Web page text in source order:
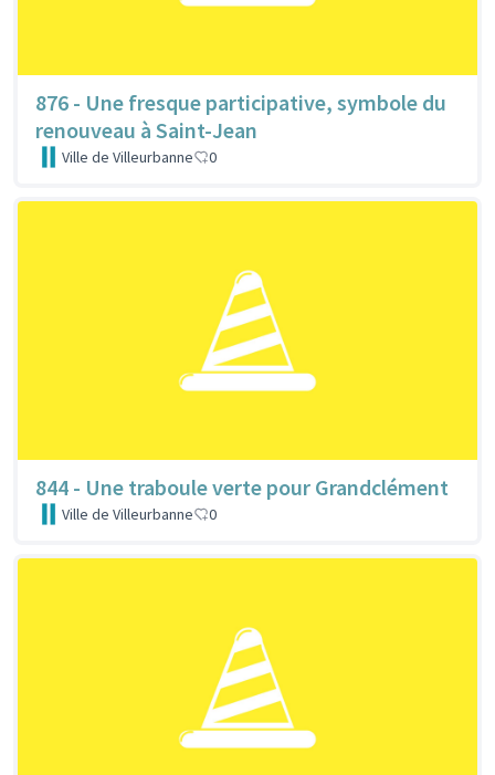
876 - Une fresque participative, symbole du
renouveau à Saint-Jean
Ville de Villeurbanne 0
844 - Une traboule verte pour Grandclément
Ville de Villeurbanne 0